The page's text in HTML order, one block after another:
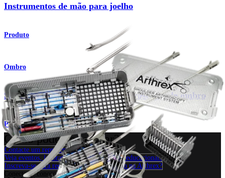
Instrumentos de mão para joelho
Produto
Ombro
Sistema de instrumentos para artroscopia de ombro
Produto
Como podemos ajudar?
Contacte um representante
Veja eventos, laboratórios e oportunidades educacionais
Inscreva-se para receber: O que há de novo na Arthrex?
Conecte-se conosco